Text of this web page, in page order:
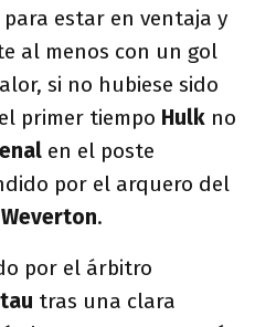
estar en ventaja y
al menos con un gol
si no hubiese sido
primer tiempo Hulk no
en el poste
por el arquero del
Weverton.
por el árbitro
tras una clara